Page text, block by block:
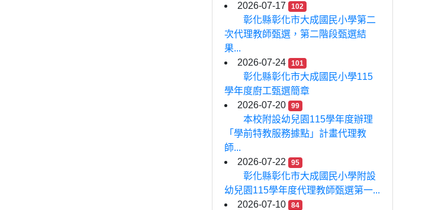
2026-07-17
102
彰化縣彰化市大成國民小學第二
次代理教師甄選，第二階段甄選結
果...
2026-07-24
101
彰化縣彰化市大成國民小學115
學年度廚工甄選簡章
2026-07-20
99
本校附設幼兒園115學年度辦理
「學前特教服務據點」計畫代理教
師...
2026-07-22
95
彰化縣彰化市大成國民小學附設
幼兒園115學年度代理教師甄選第一...
2026-07-10
84